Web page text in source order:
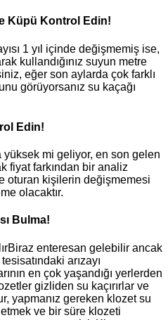
Küpü Kontrol Edin!
1 yıl içinde değişmemiş ise,
kullandığınız suyun metre
eğer son aylarda çok farklı
görüyorsanız su kaçağı
Edin!
yüksek mi geliyor, en son gelen
fiyat farkından bir analiz
oturan kişilerin değişmemesi
olacaktır.
Bulma!
enteresan gelebilir ancak
arızayı
en çok yaşandığı yerlerden
gizliden su kaçırırlar ve
yapmanız gereken klozet su
ve bir süre klozeti